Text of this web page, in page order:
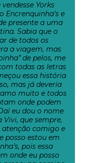
Yorks
Encrenquinha’s e
presente a uma
Sabia que o
de todos os
a viagem, mas
de pelos, me
todas as letras
essa história
mas já deveria
muito e todos
onde podem
eu dou o nome
Vivi, que sempre,
comigo e
posso estou em
pois essa
onde eu posso